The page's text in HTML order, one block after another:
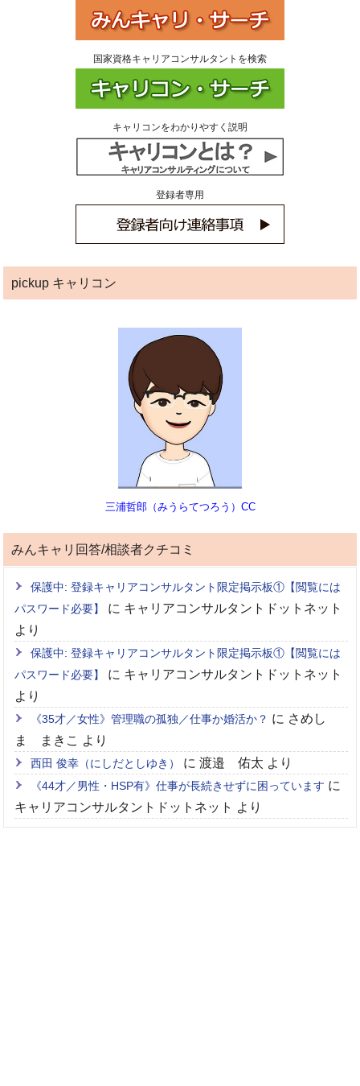
国家資格キャリアコンサルタントを検索
キャリコンをわかりやすく説明
登録者専用
pickup キャリコン
三浦哲郎（みうらてつろう）CC
みんキャリ回答/相談者クチコミ
保護中: 登録キャリアコンサルタント限定掲示板①【閲覧には
パスワード必要】
に キャリアコンサルタントドットネット
より
保護中: 登録キャリアコンサルタント限定掲示板①【閲覧には
パスワード必要】
に キャリアコンサルタントドットネット
より
《35才／女性》管理職の孤独／仕事か婚活か？ に さめし
ま まきこ より
西田 俊幸（にしだとしゆき） に渡邉 佑太 より
《44才／男性・HSP有》仕事が長続きせずに困っています に
キャリアコンサルタントドットネット より